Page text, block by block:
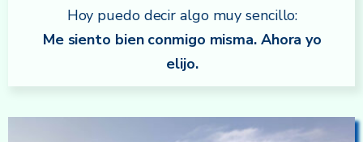
Hoy puedo decir algo muy sencillo:
Me siento bien conmigo misma. Ahora yo
elijo.